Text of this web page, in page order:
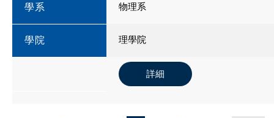
學系 物理系
學院 理學院
詳細